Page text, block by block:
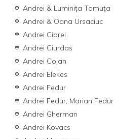
Andrei & Luminița Tomuța
Andrei & Oana Ursaciuc
Andrei Ciorei
Andrei Ciurdas
Andrei Cojan
Andrei Elekes
Andrei Fedur
Andrei Fedur, Marian Fedur
Andrei Gherman
Andrei Kovacs